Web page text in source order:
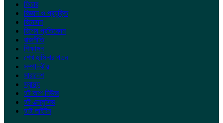
ফিচার
বিজ্ঞান ও প্রযুক্তি
বিনোদন
বিশেষ প্রতিবেদন
রাজনীতি
শিক্ষাঙ্গন
শেখ হাসিনার পতন
সম্পাদকীয়
সারাদেশ
স্বাস্থ্য
হট আপ নিউজ
হট এক্সলুসিভ
হাই লাইটস